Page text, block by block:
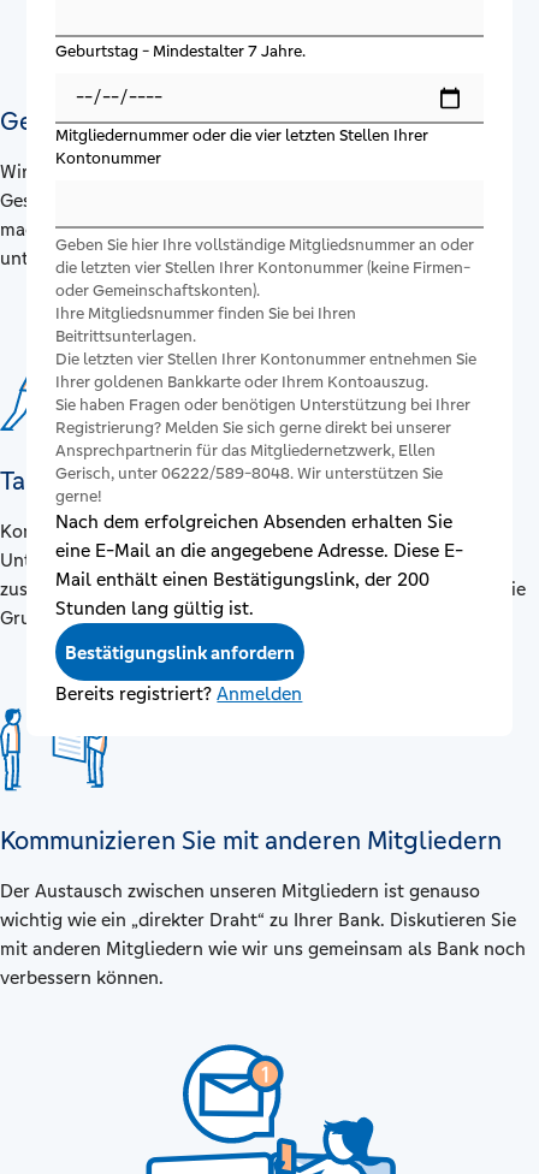
Gestalten Sie Ihre Bank mit
Wir wollen unsere Mitglieder noch aktiver und einfacher in
Gestaltungsprozesse einbinden! Hier können Sie Vorschläge
machen, diese diskutieren und mit Ihrer Stimme konkret
unterstützen.
Tauschen Sie Ideen und Tipps aus
Kommunikation ist der Schlüssel zu Verständnis und
Unterstützung. Wir bringen Sie mit Menschen aus der Region
zusammen. Teilen Sie Ihre Erfahrungen und schaffen Sie so die
Grundlage für gemeinsame Erfolge.
Kommunizieren Sie mit anderen Mitgliedern
Der Austausch zwischen unseren Mitgliedern ist genauso
wichtig wie ein „direkter Draht“ zu Ihrer Bank. Diskutieren Sie
mit anderen Mitgliedern wie wir uns gemeinsam als Bank noch
verbessern können.
Geburtstag - Mindestalter 7 Jahre.
Mitgliedernummer oder die vier letzten Stellen Ihrer
Kontonummer
Geben Sie hier Ihre vollständige Mitgliedsnummer an oder
die letzten vier Stellen Ihrer Kontonummer (keine Firmen-
oder Gemeinschaftskonten).
Ihre Mitgliedsnummer finden Sie bei Ihren
Beitrittsunterlagen.
Die letzten vier Stellen Ihrer Kontonummer entnehmen Sie
Ihrer goldenen Bankkarte oder Ihrem Kontoauszug.
Sie haben Fragen oder benötigen Unterstützung bei Ihrer
Registrierung? Melden Sie sich gerne direkt bei unserer
Ansprechpartnerin für das Mitgliedernetzwerk, Ellen
Gerisch, unter 06222/589-8048. Wir unterstützen Sie
gerne!
Nach dem erfolgreichen Absenden erhalten Sie
eine E-Mail an die angegebene Adresse. Diese E-
Mail enthält einen Bestätigungslink, der 200
Stunden lang gültig ist.
Bestätigungslink anfordern
Bereits registriert?Anmelden